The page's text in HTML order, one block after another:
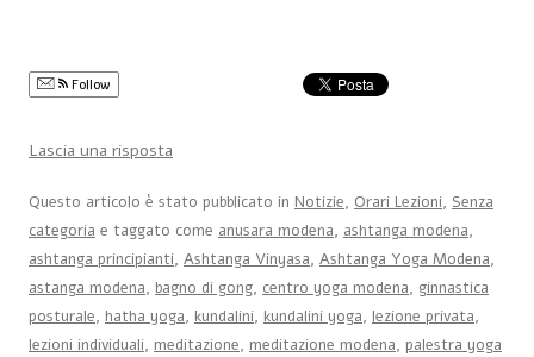
Follow
Lascia una risposta
Questo articolo è stato pubblicato in Notizie, Orari Lezioni, Senza
categoria e taggato come anusara modena, ashtanga modena,
ashtanga principianti, Ashtanga Vinyasa, Ashtanga Yoga Modena,
astanga modena, bagno di gong, centro yoga modena, ginnastica
posturale, hatha yoga, kundalini, kundalini yoga, lezione privata,
lezioni individuali, meditazione, meditazione modena, palestra yoga